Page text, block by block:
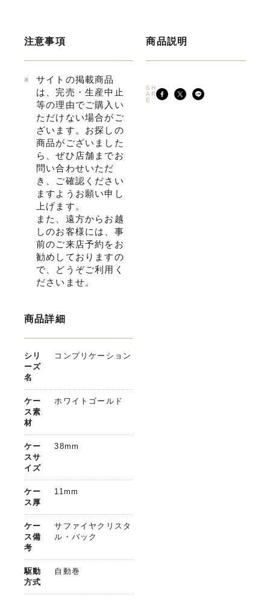
注意事項
サイトの掲載商品
は、完売・生産中止
等の理由でご購入い
ただけない場合がご
ざいます。お探しの
商品がございました
ら、ぜひ店舗までお
問い合わせいただ
き、ご確認ください
ますようお願い申し
上げます。
また、遠方からお越
しのお客様には、事
前のご来店予約をお
勧めしておりますの
で、どうぞご利用く
ださいませ。
商品詳細
シリ
ーズ
名
コンプリケーション
ケー
ス素
材
ホワイトゴールド
ケー
スサ
イズ
38mm
ケー
ス厚
11mm
ケー
ス備
考
サファイヤクリスタ
ル・バック
駆動
方式
自動巻
商品説明
SH
AR
E